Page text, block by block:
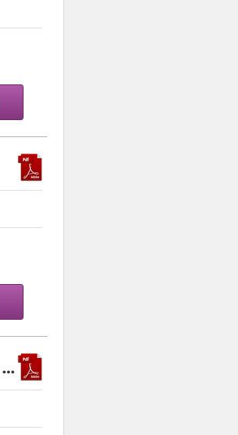
26년 고3 영어 모의고사 (20-24번)유형별 변형문제 100문항